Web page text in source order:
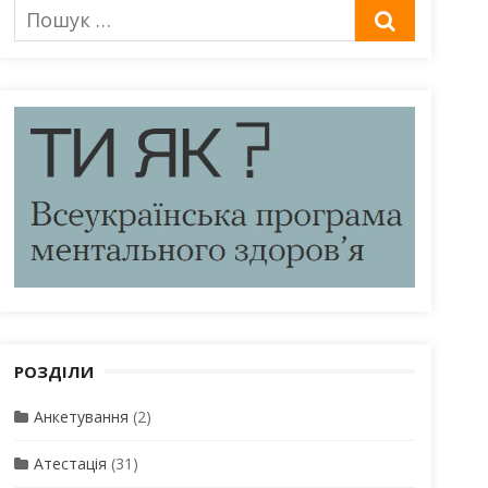
Пошук
для:
РОЗДІЛИ
Анкетування (2)
Атестація (31)